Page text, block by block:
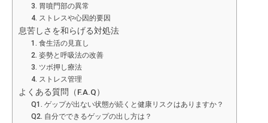
3. 胃噴門部の異常
4. ストレスや心因的要因
息苦しさを和らげる対処法
1. 食生活の見直し
2. 姿勢と呼吸法の改善
3. ツボ押し療法
4. ストレス管理
よくある質問（F.A.Q）
Q1. ゲップが出ない状態が続くと健康リスクはありますか？
Q2. 自分でできるゲップの出し方は？